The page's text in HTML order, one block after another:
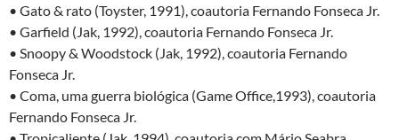
• Gato & rato (Toyster, 1991), coautoria Fernando Fonseca Jr.
• Garfield (Jak, 1992), coautoria Fernando Fonseca Jr.
• Snoopy & Woodstock (Jak, 1992), coautoria Fernando
Fonseca Jr.
• Coma, uma guerra biológica (Game Office,1993), coautoria
Fernando Fonseca Jr.